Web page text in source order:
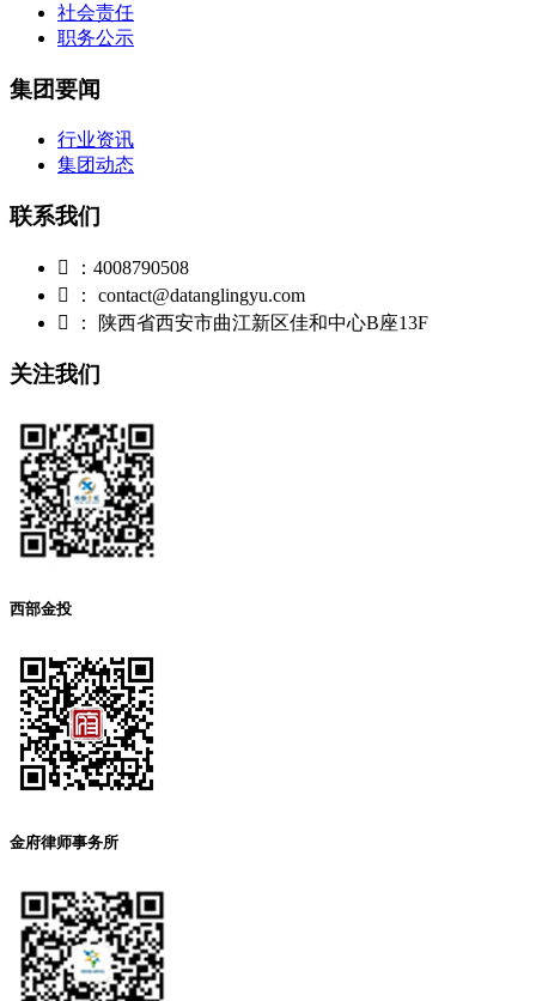
社会责任
职务公示
集团要闻
行业资讯
集团动态
联系我们

：4008790508

： contact@datanglingyu.com

： 陕西省西安市曲江新区佳和中心B座13F
关注我们
西部金投
金府律师事务所